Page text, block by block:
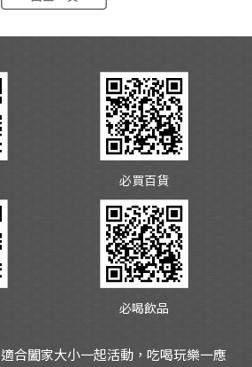
必買百貨
必喝飲品
適合闔家大小一起活動，吃喝玩樂一應